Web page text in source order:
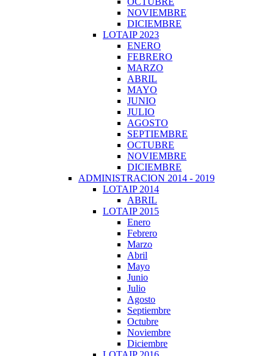
NOVIEMBRE
DICIEMBRE
LOTAIP 2023
ENERO
FEBRERO
MARZO
ABRIL
MAYO
JUNIO
JULIO
AGOSTO
SEPTIEMBRE
OCTUBRE
NOVIEMBRE
DICIEMBRE
ADMINISTRACION 2014 - 2019
LOTAIP 2014
ABRIL
LOTAIP 2015
Enero
Febrero
Marzo
Abril
Mayo
Junio
Julio
Agosto
Septiembre
Octubre
Noviembre
Diciembre